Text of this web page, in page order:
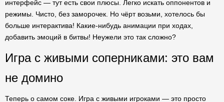
интерфейс — тут есть свои плюсы. Легко искать оппонентов и
режимы. Чисто, без заморочек. Но чёрт возьми, хотелось бы
больше интерактива! Какие-нибудь анимации при ходах,
добавить эмоций в битвы! Неужели это так сложно?
Игра с живыми соперниками: это вам
не домино
Теперь о самом соке. Игра с живыми игроками — это просто